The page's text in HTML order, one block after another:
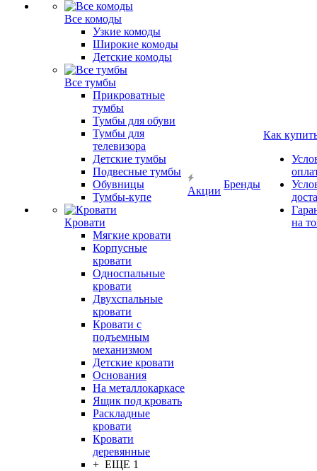
Все комоды
Узкие комоды
Широкие комоды
Детские комоды
Все тумбы
Прикроватные
тумбы
Тумбы для обуви
Тумбы для
телевизора
Детские тумбы
Подвесные тумбы
Обувницы
Тумбы-купе
Кровати
Мягкие кровати
Корпусные
кровати
Односпальные
кровати
Двухспальные
кровати
Кровати с
подъемным
механизмом
Детские кровати
Основания
На металлокаркасе
Ящик под кровать
Раскладные
кровати
Кровати
деревянные
+ ЕЩЕ 1
Акции
Бренды
Как
на